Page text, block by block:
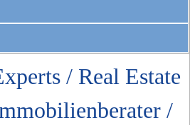
/ Real Estate
/